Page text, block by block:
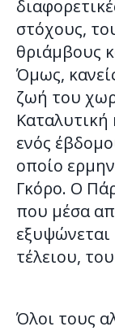
στόχους,
θριάμβους
Όμως,
ζωή του
Καταλυτική
ενός
οποίο
Γκόρο. Ο
που μέσα
εξυψώνεται
τέλειου,
Όλοι τους